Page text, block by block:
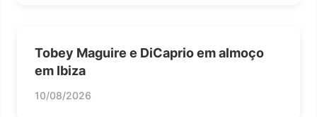
Tobey Maguire e DiCaprio em almoço
em Ibiza
10/08/2026